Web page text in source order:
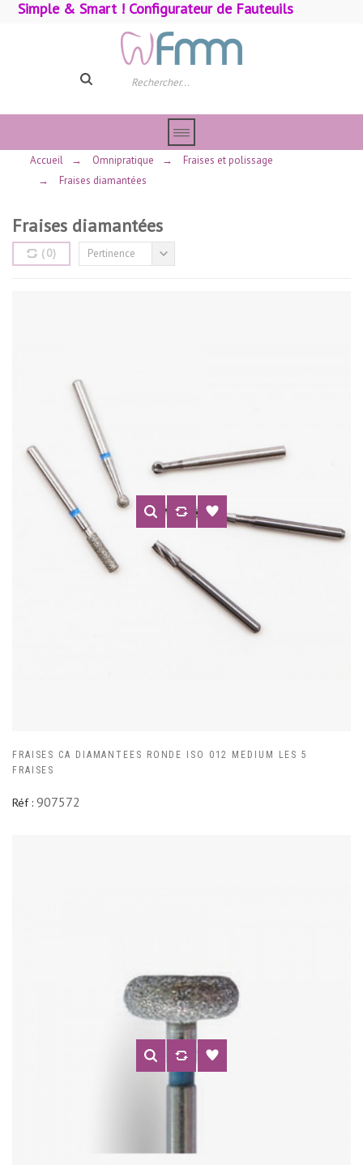
Simple & Smart ! Configurateur de Fauteuils
Accueil → Omnipratique →
Fraises et polissage
→
Fraises diamantées
Fraises diamantées
(0) Pertinence
FRAISES CA DIAMANTEES RONDE ISO 012 MEDIUM LES 5
FRAISES
Réf : 907572